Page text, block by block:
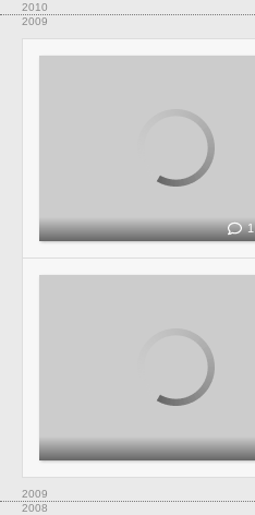
2010
2009
1
2009
2008